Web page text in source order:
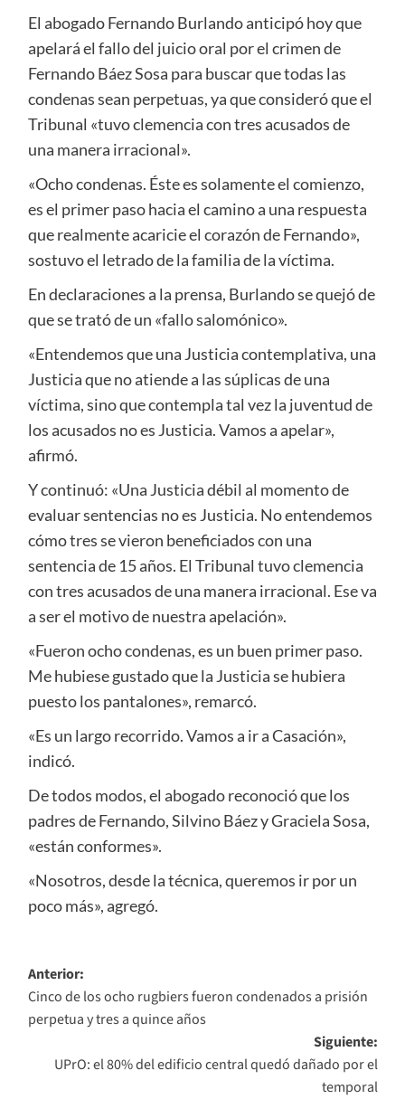
El abogado Fernando Burlando anticipó hoy que
apelará el fallo del juicio oral por el crimen de
Fernando Báez Sosa para buscar que todas las
condenas sean perpetuas, ya que consideró que el
Tribunal «tuvo clemencia con tres acusados de
una manera irracional».
«Ocho condenas. Éste es solamente el comienzo,
es el primer paso hacia el camino a una respuesta
que realmente acaricie el corazón de Fernando»,
sostuvo el letrado de la familia de la víctima.
En declaraciones a la prensa, Burlando se quejó de
que se trató de un «fallo salomónico».
«Entendemos que una Justicia contemplativa, una
Justicia que no atiende a las súplicas de una
víctima, sino que contempla tal vez la juventud de
los acusados no es Justicia. Vamos a apelar»,
afirmó.
Y continuó: «Una Justicia débil al momento de
evaluar sentencias no es Justicia. No entendemos
cómo tres se vieron beneficiados con una
sentencia de 15 años. El Tribunal tuvo clemencia
con tres acusados de una manera irracional. Ese va
a ser el motivo de nuestra apelación».
«Fueron ocho condenas, es un buen primer paso.
Me hubiese gustado que la Justicia se hubiera
puesto los pantalones», remarcó.
«Es un largo recorrido. Vamos a ir a Casación»,
indicó.
De todos modos, el abogado reconoció que los
padres de Fernando, Silvino Báez y Graciela Sosa,
«están conformes».
«Nosotros, desde la técnica, queremos ir por un
poco más», agregó.
Navegación
de
entradas
Anterior:
Cinco de los ocho rugbiers fueron condenados a prisión
perpetua y tres a quince años
Siguiente:
UPrO: el 80% del edificio central quedó dañado por el
temporal